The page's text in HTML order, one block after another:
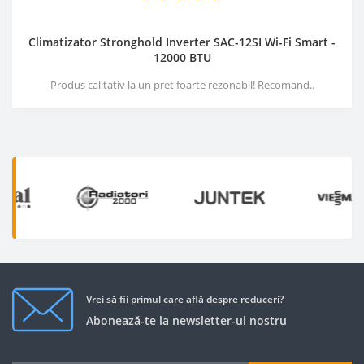
Climatizator Stronghold Inverter SAC-12SI Wi-Fi Smart -
12000 BTU
Produs calitativ la un pret foarte rezonabil! Recomand..
Vrei să fii primul care află despre reduceri?
Abonează-te la newsletter-ul nostru